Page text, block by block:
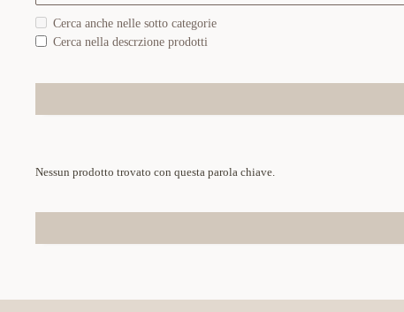
Cerca anche nelle sotto categorie
Cerca nella descrzione prodotti
Nessun prodotto trovato con questa parola chiave.